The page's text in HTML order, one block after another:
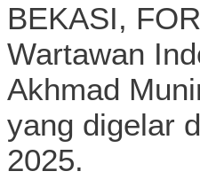
BEKASI,
Wartawan
Akhmad
yang digelar
2025.